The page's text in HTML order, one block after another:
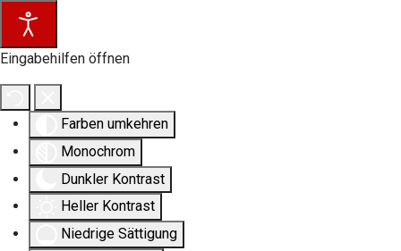
Eingabehilfen öffnen
Farben umkehren
Monochrom
Dunkler Kontrast
Heller Kontrast
Niedrige Sättigung